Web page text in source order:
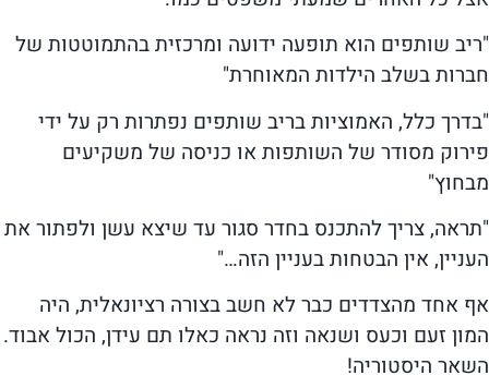
"ריב שותפים הוא תופעה ידועה ומרכזית בהתמוטטות של
חברות בשלב הילדות המאוחרת"
"בדרך כלל, האמוציות בריב שותפים נפתרות רק על ידי
פירוק מסודר של השותפות או כניסה של משקיעים
מבחוץ"
"תראה, צריך להתכנס בחדר סגור עד שיצא עשן ולפתור את
העניין, אין הבטחות בעניין הזה…"
אף אחד מהצדדים כבר לא חשב בצורה רציונאלית, היה
המון זעם וכעס ושנאה וזה נראה כאלו תם עידן, הכול אבוד.
השאר היסטוריה!